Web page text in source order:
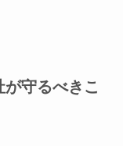
守るべきこ